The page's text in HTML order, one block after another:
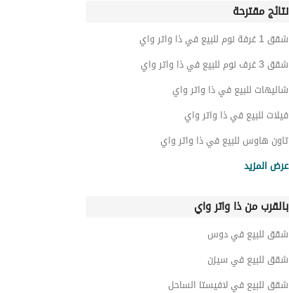
نتائج مقترحة
شقق 1 غرفة نوم للبيع في ذا واتر واي
شقق 3 غرف نوم للبيع في ذا واتر واي
شاليهات للبيع في ذا واتر واي
فيلات للبيع في ذا واتر واي
تاون هاوس للبيع في ذا واتر واي
دوبليكس للبيع في ذا واتر واي
بنتهاوس للبيع في ذا واتر واي
شقق فندقية للبيع في ذا واتر واي
أراضي للبيع في ذا واتر واي
عرض المزيد
بالقرب من ذا واتر واي
شقق للبيع في دوس
شقق للبيع في سيزن
شقق للبيع في لافيستا الساحل